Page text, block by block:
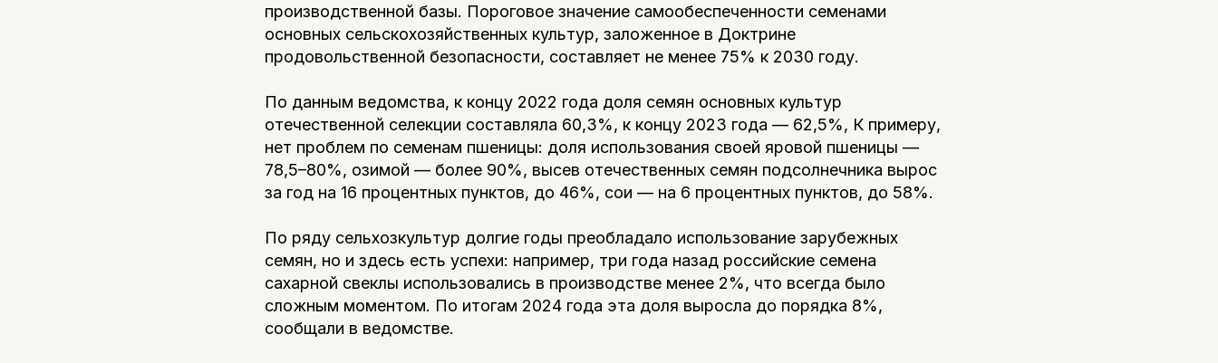
производственной базы. Пороговое значение самообеспеченности семенами
основных сельскохозяйственных культур, заложенное в Доктрине
продовольственной безопасности, составляет не менее 75% к 2030 году.
По данным ведомства, к концу 2022 года доля семян основных культур
отечественной селекции составляла 60,3%, к концу 2023 года — 62,5%, К примеру,
нет проблем по семенам пшеницы: доля использования своей яровой пшеницы —
78,5–80%, озимой — более 90%, высев отечественных семян подсолнечника вырос
за год на 16 процентных пунктов, до 46%, сои — на 6 процентных пунктов, до 58%.
По ряду сельхозкультур долгие годы преобладало использование зарубежных
семян, но и здесь есть успехи: например, три года назад российские семена
сахарной свеклы использовались в производстве менее 2%, что всегда было
сложным моментом. По итогам 2024 года эта доля выросла до порядка 8%,
сообщали в ведомстве.